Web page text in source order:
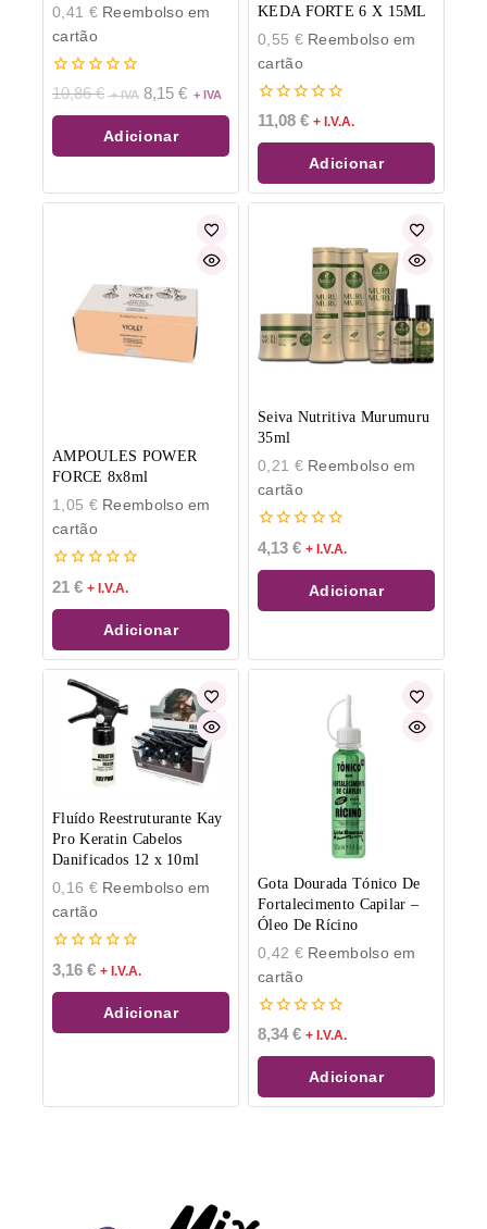
0,41 €Reembolso em
cartão
0
de
5
10,86€ 8,15 €
Adicionar
KEDA FORTE 6 X 15ML
0,55 €Reembolso em
cartão
0
de
5
11,08 € + I.V.A.
Adicionar
AMPOULES POWER
FORCE 8x8ml
1,05 €Reembolso em
cartão
0
de
5
21 € + I.V.A.
Adicionar
Seiva Nutritiva Murumuru
35ml
0,21 €Reembolso em
cartão
0
de
5
4,13 € + I.V.A.
Adicionar
Fluído Reestruturante Kay
Pro Keratin Cabelos
Danificados 12 x 10ml
0,16 €Reembolso em
cartão
0
de
5
3,16 € + I.V.A.
Adicionar
Gota Dourada Tónico De
Fortalecimento Capilar –
Óleo De Rícino
0,42 €Reembolso em
cartão
0
de
5
8,34€ + I.V.A.
Adicionar